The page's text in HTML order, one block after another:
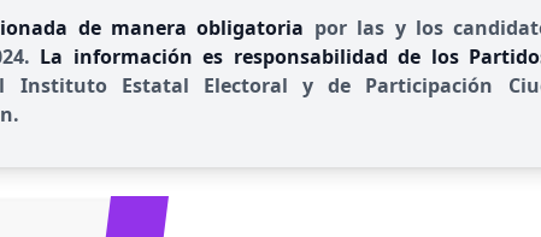
de manera obligatoria por las y los
La información es responsabilidad de los
Instituto Estatal Electoral y de Participación